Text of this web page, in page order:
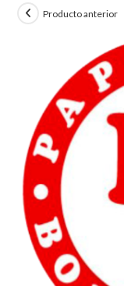
Producto anterior